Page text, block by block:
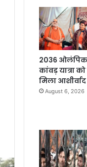
2036
कांवड़ यात्रा
मिला आशीर्वाद
August 6, 2026